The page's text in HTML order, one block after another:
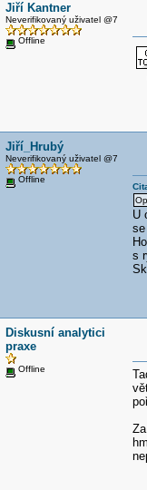
Jiří Kantner
Neverifikovaný uživatel @7
Offline
Jiří_Hrubý
Neverifikovaný uživatel @7
Offline
U
s
Diskusní analytici
praxe
Offline